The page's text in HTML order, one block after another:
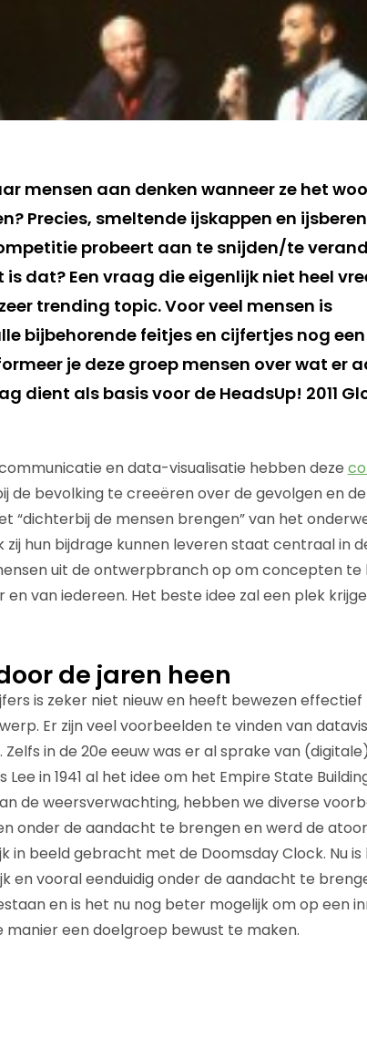
mensen aan denken wanneer ze het
Precies, smeltende ijskappen en
probeert aan te snijden/te
dat? Een vraag die eigenlijk niet heel
trending topic. Voor veel mensen is
bijbehorende feitjes en cijfertjes nog een
je deze groep mensen over wat er
dient als basis voor de HeadsUp! 2011
en data-visualisatie hebben deze
de bevolking te creeëren over de gevolgen en
“dichterbij de mensen brengen” van het
hun bijdrage kunnen leveren staat centraal in
uit de ontwerpbranch op om concepten te
en van iedereen. Het beste idee zal een plek
de jaren heen
is zeker niet nieuw en heeft bewezen effectief
Er zijn veel voorbeelden te vinden van
in de 20e eeuw was er al sprake van (digitale)
Lee in 1941 al het idee om het Empire State
de weersverwachting, hebben we diverse
onder de aandacht te brengen en werd de
in beeld gebracht met de Doomsday Clock. Nu
en vooral eenduidig onder de aandacht te
en is het nu nog beter mogelijk om op een
een doelgroep bewust te maken.